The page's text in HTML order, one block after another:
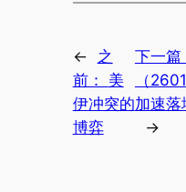
←
之
前： 美
伊冲突的
博弈
下一篇
（
加速落
→